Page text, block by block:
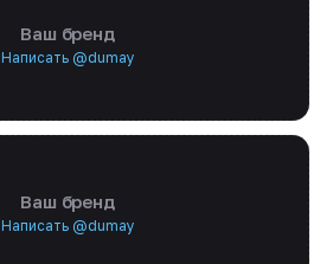
Ваш бренд
Написать @dumay
Ваш бренд
Написать @dumay